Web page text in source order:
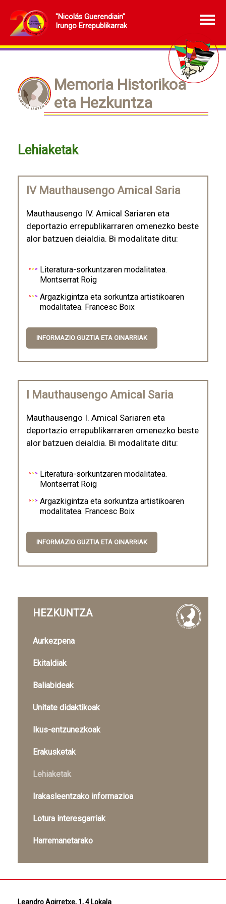
"Nicolás Guerendiain"
Irungo Errepublikarrak
Memoria Historikoa
eta Hezkuntza
Lehiaketak
IV Mauthausengo Amical Saria
Mauthausengo IV. Amical Sariaren eta
deportazio errepublikarraren omenezko beste
alor batzuen deialdia. Bi modalitate ditu:
Literatura-sorkuntzaren modalitatea.
Montserrat Roig
Argazkigintza eta sorkuntza artistikoaren
modalitatea. Francesc Boix
INFORMAZIO GUZTIA ETA OINARRIAK
I Mauthausengo Amical Saria
Mauthausengo I. Amical Sariaren eta
deportazio errepublikarraren omenezko beste
alor batzuen deialdia. Bi modalitate ditu:
Literatura-sorkuntzaren modalitatea.
Montserrat Roig
Argazkigintza eta sorkuntza artistikoaren
modalitatea. Francesc Boix
INFORMAZIO GUZTIA ETA OINARRIAK
HEZKUNTZA
Aurkezpena
Ekitaldiak
Baliabideak
Unitate didaktikoak
Ikus-entzunezkoak
Erakusketak
Lehiaketak
Irakasleentzako informazioa
Lotura interesgarriak
Harremanetarako
Leandro Agirretxe, 1, 4 Lokala